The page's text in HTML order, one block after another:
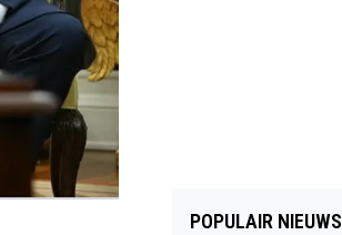
POPULAIR NIEUWS